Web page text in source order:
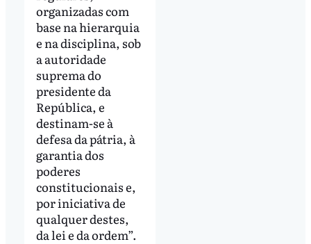
organizadas com
base na hierarquia
e na disciplina, sob
a autoridade
suprema do
presidente da
República, e
destinam-se à
defesa da pátria, à
garantia dos
poderes
constitucionais e,
por iniciativa de
qualquer destes,
da lei e da ordem”.